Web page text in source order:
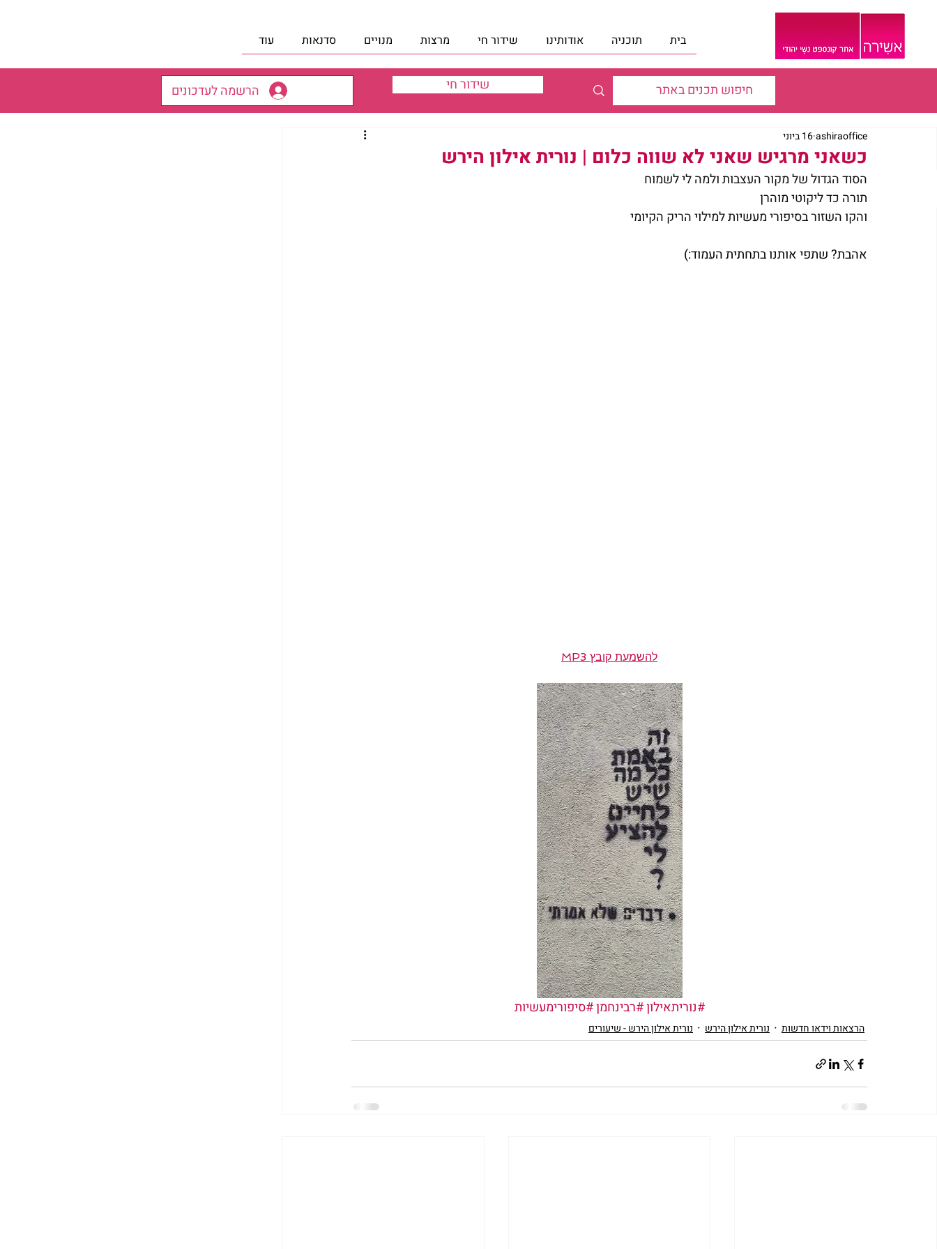
בית תוכניה אודותינו שידור חי מרצות מנויים סדנאות עוד
הרשמה לעדכונים שידור חי
כשאני מרגיש שאני לא שווה כלום | נורית אילון הירש
ashiraoffice16 ביוני
הסוד הגדול של מקור העצבות ולמה לי לשמוח
תורה כד ליקוטי מוהרן
והקו השזור בסיפורי מעשיות למילוי הריק הקיומי
אהבת? שתפי אותנו בתחתית העמוד:)
להשמעת קובץ MP3
#נוריתאילון#רבינחמן#סיפורימעשיות
הרצאות וידאו חדשות נורית אילון הירש נורית אילון הירש - שיעורים